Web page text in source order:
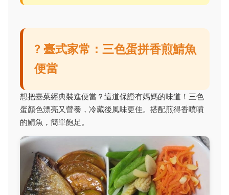
? 臺式家常：三色蛋拼香煎鯖魚
便當
想把臺菜經典裝進便當？這道保證有媽媽的味道！三色
蛋顏色漂亮又營養，冷藏後風味更佳。搭配煎得香噴噴
的鯖魚，簡單飽足。